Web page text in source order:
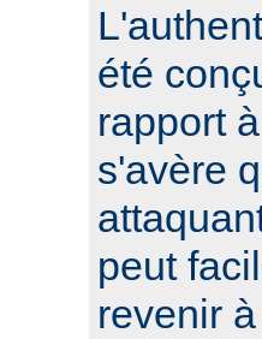
été
rapport
s'avère
peut
revenir